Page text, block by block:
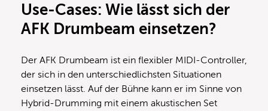
Use-Cases: Wie lässt sich der
AFK Drumbeam einsetzen?
Der AFK Drumbeam ist ein flexibler MIDI-Controller,
der sich in den unterschiedlichsten Situationen
einsetzen lässt. Auf der Bühne kann er im Sinne von
Hybrid-Drumming mit einem akustischen Set